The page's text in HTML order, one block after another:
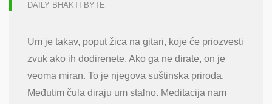
DAILY BHAKTI BYTE
Um je takav, poput žica na gitari, koje će priozvesti
zvuk ako ih dodirenete. Ako ga ne dirate, on je
veoma miran. To je njegova suštinska priroda.
Međutim čula diraju um stalno. Meditacija nam